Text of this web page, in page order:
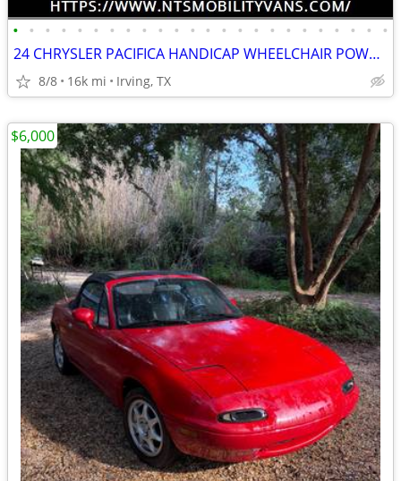
• • • • • • • • • • • • • • • • • • • • • • • •
24 CHRYSLER PACIFICA HANDICAP WHEELCHAIR POWER RAMP VAN TRANSFER SEAT
8/8 16k mi Irving, TX
$6,000